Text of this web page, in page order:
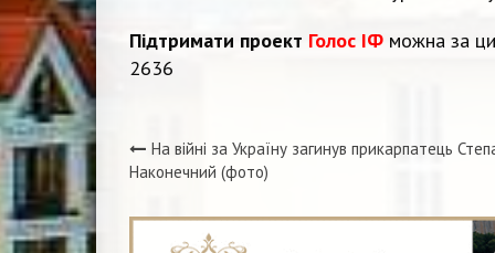
Підтримати проект Голос ІФ можна за
2636
Навігація
записів
На війні за Україну загинув прикарпатець
Наконечний (фото)